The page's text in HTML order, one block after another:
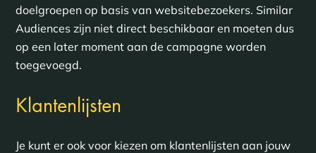
doelgroepen op basis van websitebezoekers. Similar
Audiences zijn niet direct beschikbaar en moeten dus
op een later moment aan de campagne worden
toegevoegd.
Klantenlijsten
Je kunt er ook voor kiezen om klantenlijsten aan jouw